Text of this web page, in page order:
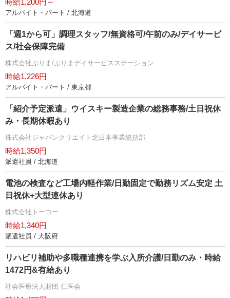
時給1,200円～
アルバイト・パート / 北海道
「週1から可」調理スタッフ/無資格可/午前のみ/デイサービ
ス/社会保障完備
株式会社ぷりま/ぷりまデイサービスステーション
時給1,226円
アルバイト・パート / 東京都
「紹介予定派遣」ウイスキー製造企業の総務事務/土日祝休
み・長期休暇あり
株式会社ジャパンクリエイト北日本事業統括部
時給1,350円
派遣社員 / 北海道
電池の検査など工場内軽作業/日勤固定で勤務リズム安定 土
日祝休+大型連休あり
株式会社トーコー
時給1,340円
派遣社員 / 大阪府
リハビリ補助や多職種連携を学ぶ入所介護/日勤のみ・時給
1472円&有給あり
社会医療法人財団 仁医会